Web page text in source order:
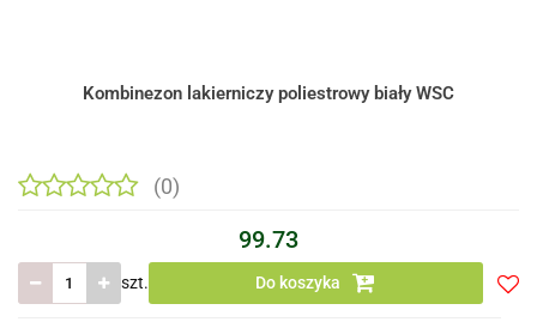
Kombinezon lakierniczy poliestrowy biały WSC
(0)
99.73
szt. Do koszyka